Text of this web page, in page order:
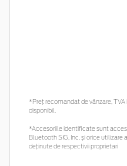
*Preţ recomandat de vânzare,
disponibil.
*Accesoriile identificate sunt
Bluetooth SIG, Inc. și orice
deținute de respectivii proprietari